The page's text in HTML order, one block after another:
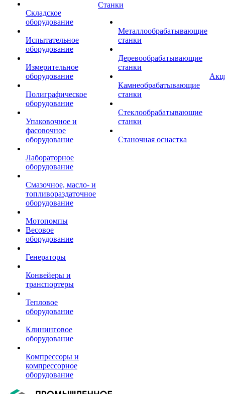
Складское
оборудование
Испытательное
оборудование
Измерительное
оборудование
Полиграфическое
оборудование
Упаковочное и
фасовочное
оборудование
Лабораторное
оборудование
Смазочное, масло- и
топливораздаточное
оборудование
Мотопомпы
Весовое
оборудование
Генераторы
Конвейеры и
транспортеры
Тепловое
оборудование
Клининговое
оборудование
Компрессоры и
компрессорное
оборудование
Станки
Металлообрабатывающие
станки
Деревообрабатывающие
станки
Камнеобрабатывающие
станки
Стеклообрабатывающие
станки
Станочная оснастка